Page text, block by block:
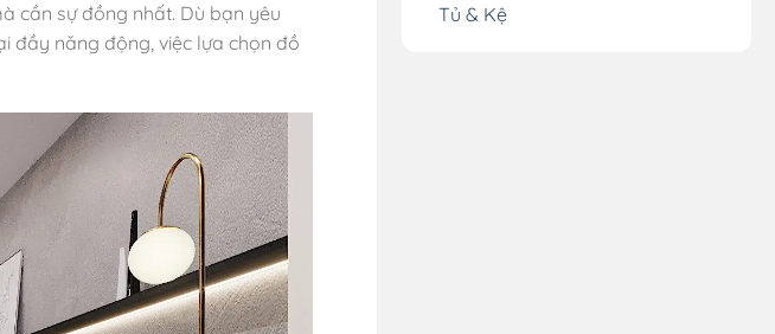
cần sự đồng nhất. Dù bạn yêu
đầy năng động, việc lựa chọn đồ
Tủ & Kệ